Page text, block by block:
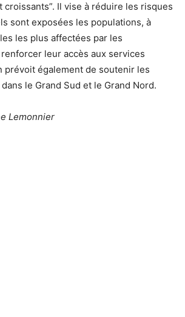
croissants”. Il vise à réduire les risques
sont exposées les populations, à
les plus affectées par les
leur accès aux services
prévoit également de soutenir les
le Grand Sud et le Grand Nord.
Lemonnier